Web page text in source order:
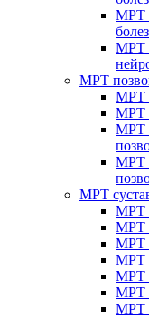
МРТ
МРТ
МРТ
МРТ
МРТ
МРТ
МРТ
МРТ
МРТ
МРТ
МРТ
МРТ
МРТ
МРТ
МРТ